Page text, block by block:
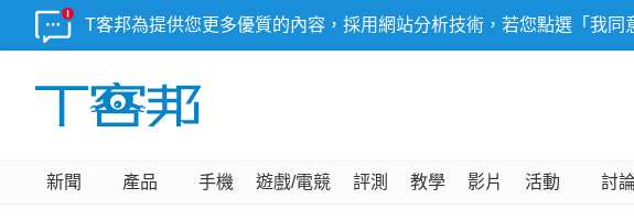
T客邦為提供您更多優質的內容，採用網站分析技術，若您點選「我
新聞 產品 手機 遊戲/電競 評測 教學 影片 活動 討